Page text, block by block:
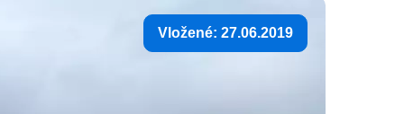
Vložené: 27.06.2019